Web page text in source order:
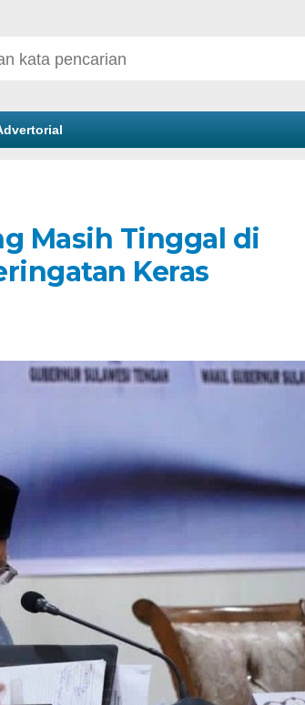
Masih Tinggal di
Keras